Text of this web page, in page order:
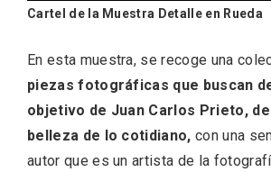
Cartel de la Muestra Detalle en Rueda
En esta muestra, se recoge una
piezas fotográficas que buscan
objetivo de Juan Carlos Prieto,
belleza de lo cotidiano, con una
autor que es un artista de la